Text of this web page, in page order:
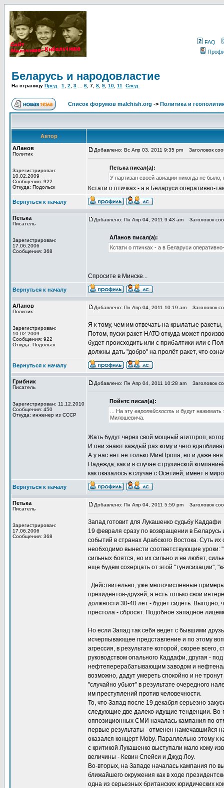
FAQ
Беларусь и народовластие
На страницу Пред. 1 2 3 6 7 8 9 10 11 След.
Список форумов malchish.org -> Политика и
Автор
АЛанов
Политик
Зарегистрирован:
10.02.2009
Сообщения: 922
Откуда: Подольск
Добавлено: Вс Апр 03, 2011 9:35 pm Заголовок
Петька писал(а):
У партизан своей авиации никогда не
Кстати о птичках - а в Беларуси оперативно-
Вернуться к началу
Петька
Писатель
Зарегистрирован:
17.06.2006
Сообщения: 368
Добавлено: Пн Апр 04, 2011 9:43 am Заголовок
АЛанов писал(а):
Кстати о птичках - а в Беларуси
Спросите в Минске...
Вернуться к началу
АЛанов
Политик
Зарегистрирован:
10.02.2009
Сообщения: 922
Откуда: Подольск
Добавлено: Пн Апр 04, 2011 10:19 am Заголовок
Я к тому, чем им отвечать на крылатые
Потом, пуски ракет НАТО откуда может
будет происходить или с прибалтики или с
должны дать "добро" на пролёт ракет, что
Вернуться к началу
Грибник
Писатель
Зарегистрирован: 11.12.2010
Сообщения: 450
Откуда: инженер из СССР
Добавлено: Пн Апр 04, 2011 10:28 am Заголовок
Пойнтс писал(а):
... На эту европейскость и будут нажимать
Милошевича.
Жать будут через свой мощный агитпроп,
И они знают каждый раз кому и чего
А у нас нет не только МинПропа, но и даже
Надежда, как и в случае с грузинской
как оказалось в случае с Осетией, имеет в
Вернуться к началу
Петька
Писатель
Зарегистрирован:
17.06.2006
Сообщения: 368
Добавлено: Пн Апр 04, 2011 5:59 pm Заголовок
Запад готовит для Лукашенко судьбу Каддафи
19 февраля сразу по возвращении в Беларусь
событий в странах Арабского Востока. Суть
необходимо вынести соответствующие уроки:
сильных боятся, но их сильно и не любят,
еще будем созерцать от этой "тунисизации",
. Действительно, уже многочисленные
президентов-друзей, а есть только свои
должности 30-40 лет - будет сидеть. Выгодно,
престола - сбросят. Подобное западное
Но если Запад так себя ведет с бывшими
исчерпывающее представление и по этому
агрессия, в результате которой, скорее
руководством опального Каддафи, другая -
нефтеперерабатывающим заводом и
возможно, дадут умереть спокойно и не
"случайно убьют" в результате очередного
им преступлений против человечности.
То, что Запад после 19 декабря серьезно
следующие две далеко идущие тенденции. Во-
оппозиционных СМИ началась кампания по
первые результаты - отменен намечавшийся
оказался концерт Moby. Параллельно этому к
с критикой Лукашенко выступали мало кому
величины - Кевин Спейси и Джуд Лоу.
Во-вторых, на Западе началась кампания по
ближайшего окружения как в ходе
одна из серьезных британских юридических